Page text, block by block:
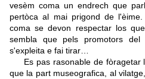
vesèm coma un endrech que
pertòca al mai prigond de
coma se devon respectar los
sembla que pels promotors
s'expleita e fai tirar…
Es pas rasonable de fòragetar
que la part museografica, al